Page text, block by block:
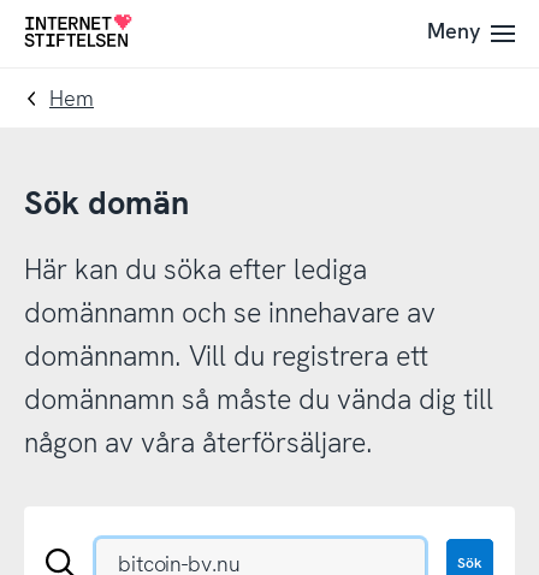
Till
navigering
Till
innehåll
Till
Meny
Hem
Sök domän
Här kan du söka efter lediga
domännamn och se innehavare av
domännamn. Vill du registrera ett
domännamn så måste du vända dig till
någon av våra återförsäljare.
Sök
Sök